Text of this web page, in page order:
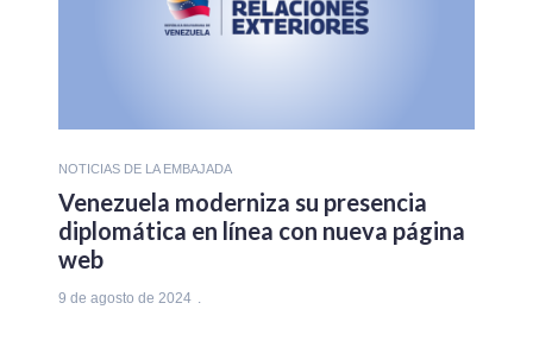
NOTICIAS DE LA EMBAJADA
Venezuela moderniza su presencia
diplomática en línea con nueva página
web
9 de agosto de 2024